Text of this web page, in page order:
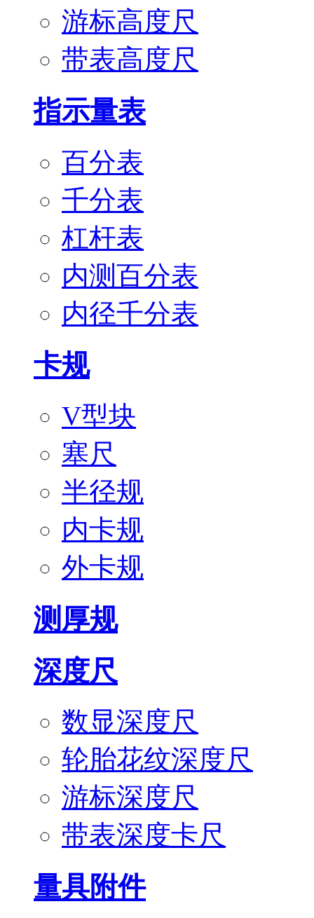
游标高度尺
带表高度尺
指示量表
百分表
千分表
杠杆表
内测百分表
内径千分表
卡规
V型块
塞尺
半径规
内卡规
外卡规
测厚规
深度尺
数显深度尺
轮胎花纹深度尺
游标深度尺
带表深度卡尺
量具附件